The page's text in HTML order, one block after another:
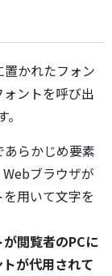
かれたフォン
ントを呼び出
らかじめ要素
ブラウザが
用いて文字を
閲覧者のPCに
が代用されて